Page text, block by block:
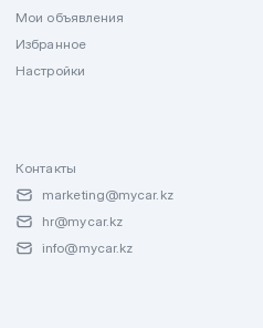
Мои объявления
Избранное
Настройки
Контакты
marketing@mycar.kz
hr@mycar.kz
info@mycar.kz